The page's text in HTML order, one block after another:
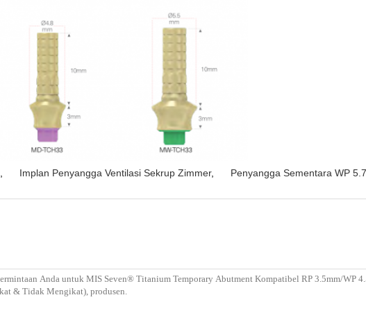
Implan Penyangga Ventilasi Sekrup Zimmer, Penyangga Sementara WP